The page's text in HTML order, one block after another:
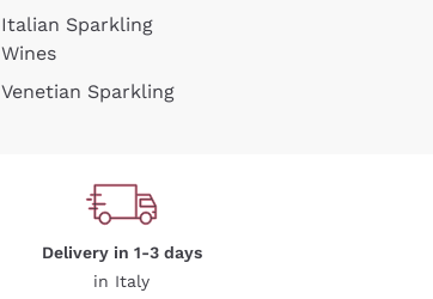
Italian Sparkling
Wines
Venetian Sparkling
Delivery in 1-3 days
in Italy